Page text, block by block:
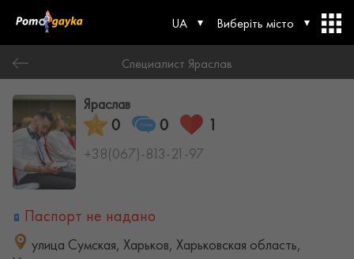
UA Виберіть місто
Специалист Яраслав
Яраслав
0 0 1
+38(067)-813-21-97
Паспорт не надано
улица Сумская, Харьков, Харьковская область,